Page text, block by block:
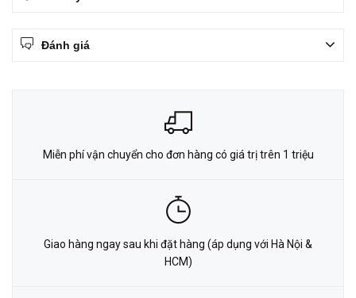
Đánh giá
Miễn phí vận chuyển cho đơn hàng có giá trị trên 1 triệu
Giao hàng ngay sau khi đặt hàng (áp dụng với Hà Nội &
HCM)